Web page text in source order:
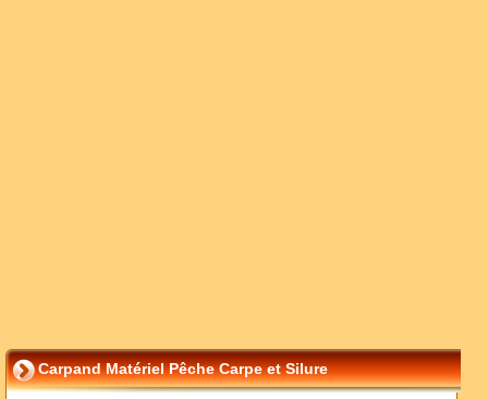
Carpand Matériel Pêche Carpe et Silure